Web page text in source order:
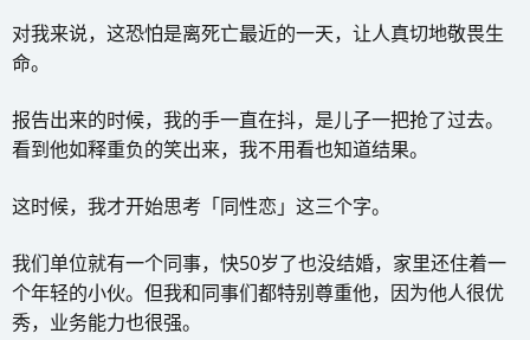
对我来说，这恐怕是离死亡最近的一天，让人真切地敬畏生
命。
报告出来的时候，我的手一直在抖，是儿子一把抢了过去。
看到他如释重负的笑出来，我不用看也知道结果。
这时候，我才开始思考「同性恋」这三个字。
我们单位就有一个同事，快50岁了也没结婚，家里还住着一
个年轻的小伙。但我和同事们都特别尊重他，因为他人很优
秀，业务能力也很强。